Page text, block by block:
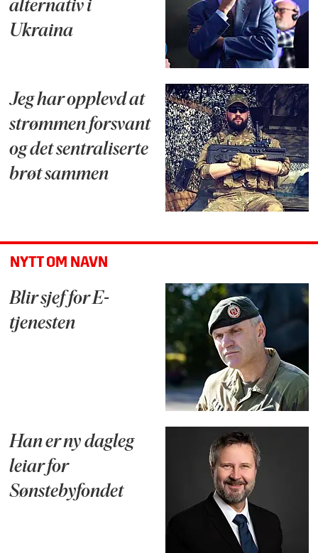
alternativ i
Ukraina
Jeg har opplevd at
strømmen forsvant
og det sentraliserte
brøt sammen
NYTT OM NAVN
Blir sjef for E-
tjenesten
Han er ny dagleg
leiar for
Sønstebyfondet